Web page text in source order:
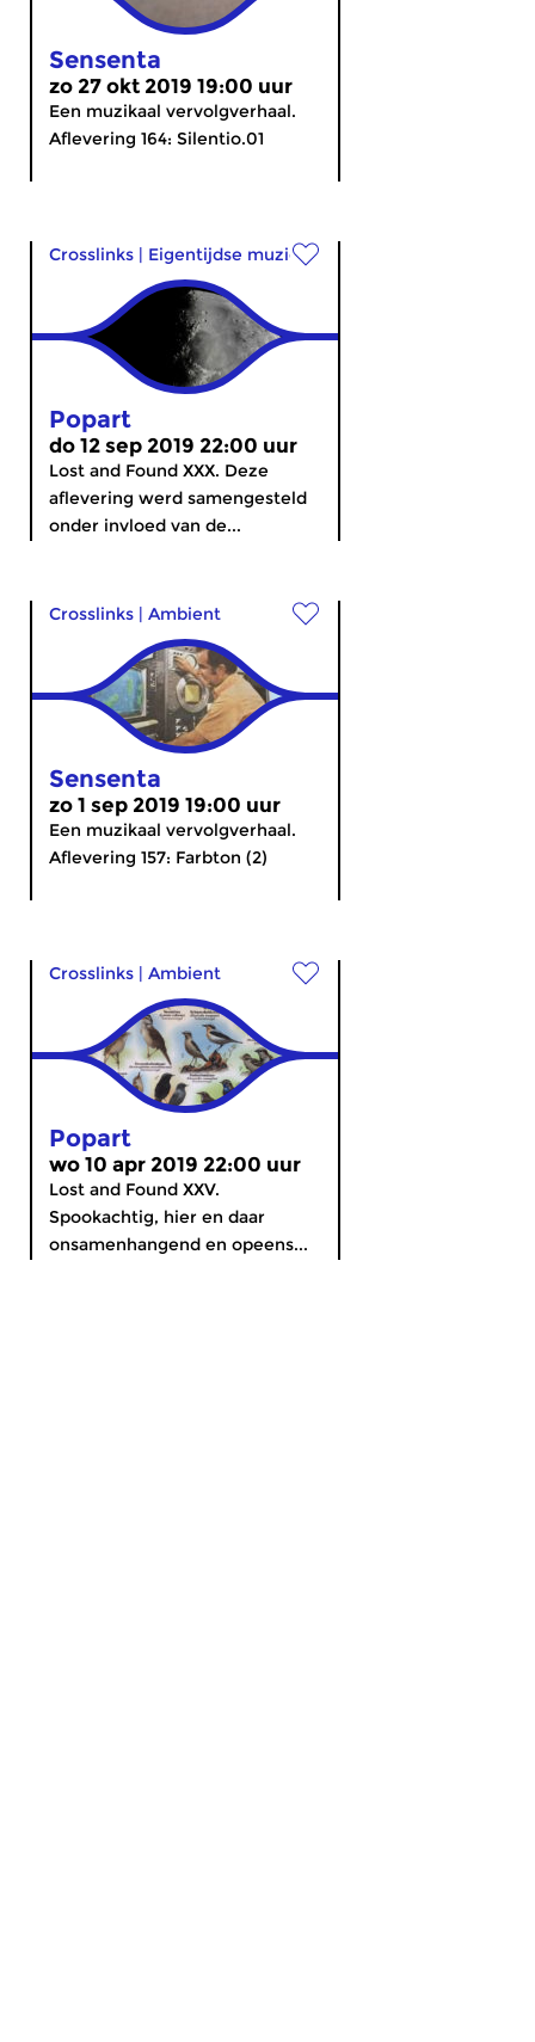
Sensenta
zo 27 okt 2019 19:00 uur
Een muzikaal vervolgverhaal.
Aflevering 164: Silentio.01
Crosslinks | Eigentijdse muziek
Popart
do 12 sep 2019 22:00 uur
Lost and Found XXX. Deze
aflevering werd samengesteld
onder invloed van de...
Crosslinks | Ambient
Sensenta
zo 1 sep 2019 19:00 uur
Een muzikaal vervolgverhaal.
Aflevering 157: Farbton (2)
Crosslinks | Ambient
Popart
wo 10 apr 2019 22:00 uur
Lost and Found XXV.
Spookachtig, hier en daar
onsamenhangend en opeens...